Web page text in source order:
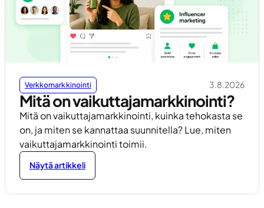
Verkkomarkkinointi 3.8.2026
Mitä on vaikuttajamarkkinointi?
Mitä on vaikuttajamarkkinointi, kuinka tehokasta se
on, ja miten se kannattaa suunnitella? Lue, miten
vaikuttajamarkkinointi toimii.
Näytä artikkeli